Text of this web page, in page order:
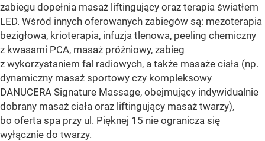
zabiegu dopełnia masaż liftingujący oraz terapia światłem
LED. Wśród innych oferowanych zabiegów są: mezoterapia
bezigłowa, krioterapia, infuzja tlenowa, peeling chemiczny
z kwasami PCA, masaż próżniowy, zabieg
z wykorzystaniem fal radiowych, a także masaże ciała (np.
dynamiczny masaż sportowy czy kompleksowy
DANUCERA Signature Massage, obejmujący indywidualnie
dobrany masaż ciała oraz liftingujący masaż twarzy),
bo oferta spa przy ul. Pięknej 15 nie ogranicza się
wyłącznie do twarzy.